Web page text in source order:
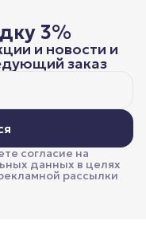
3%
и новости и
заказ
согласие на
данных в целях
рассылки